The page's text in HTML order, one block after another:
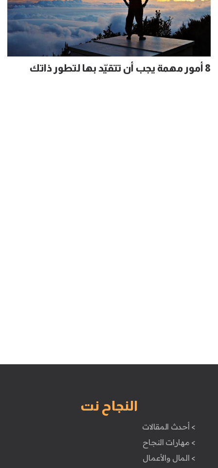
8 أمور مهمة يجب أن تتقيّد بها لتطور ذاتك
النجاح نت
> أحدث المقالات
> مهارات النجاح
> المال والأعمال